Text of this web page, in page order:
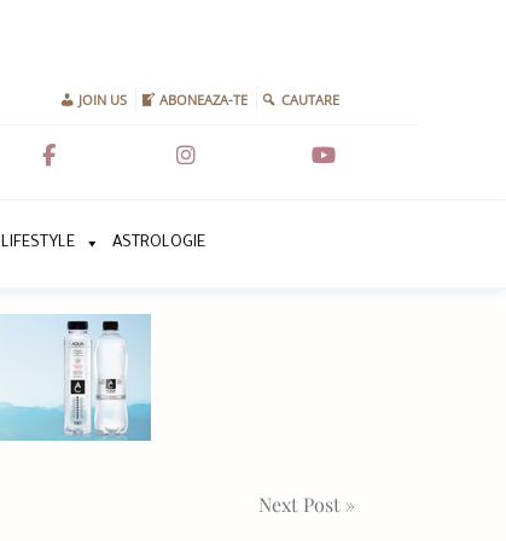
JOIN US ABONEAZA-TE CAUTARE
LIFESTYLE ASTROLOGIE
Next Post »